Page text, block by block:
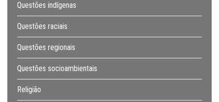
Questões indígenas
Questões raciais
Questões regionais
Questões socioambientais
Religião